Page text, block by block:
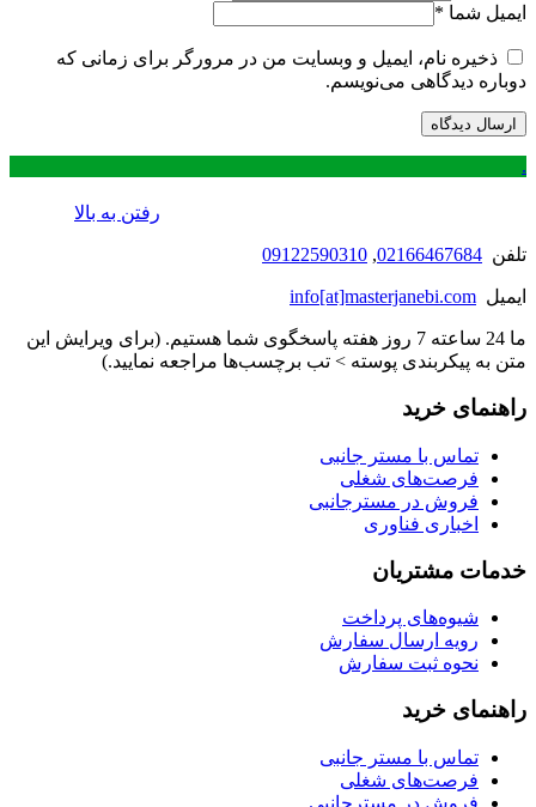
ایمیل شما *
ذخیره نام، ایمیل و وبسایت من در مرورگر برای زمانی که
دوباره دیدگاهی می‌نویسم.
.
رفتن به بالا
تلفن 02166467684
,
09122590310
ایمیل info[at]masterjanebi.com
ما 24 ساعته 7 روز هفته پاسخگوی شما هستیم. (برای ویرایش این
متن به پیکربندی پوسته > تب برچسب‌ها مراجعه نمایید.)
راهنمای خرید
تماس با مستر جانبی
فرصت‌های شغلی
فروش در مسترجانبی
اخباری فناوری
خدمات مشتریان
شیوه‌های پرداخت
رویه ارسال سفارش
نحوه ثبت سفارش
راهنمای خرید
تماس با مستر جانبی
فرصت‌های شغلی
فروش در مسترجانبی